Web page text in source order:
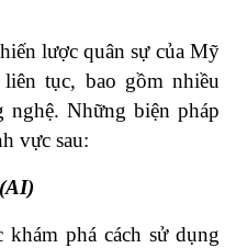
lược quân sự của Mỹ
tục, bao gồm nhiều
Những biện pháp
vực sau:
phá cách sử dụng